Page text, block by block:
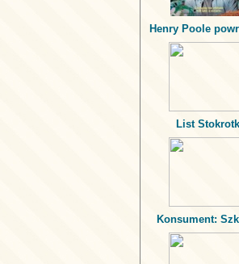
Henry Poole
List
Konsument: